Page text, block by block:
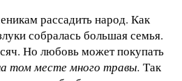
рассадить народ. Как
собралась большая семья.
Но любовь может покупать
том месте много травы. Так